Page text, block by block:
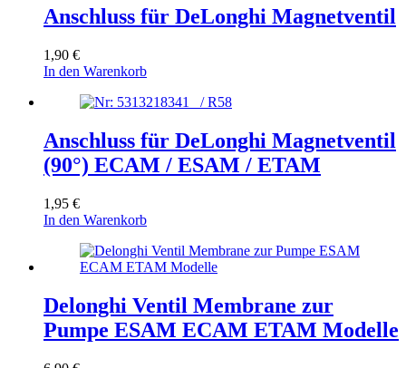
Anschluss für DeLonghi Magnetventil
1,90 €
In den Warenkorb
Anschluss für DeLonghi Magnetventil
(90°) ECAM / ESAM / ETAM
1,95 €
In den Warenkorb
Delonghi Ventil Membrane zur
Pumpe ESAM ECAM ETAM Modelle